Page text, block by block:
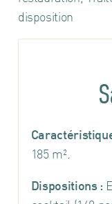
disposition
185 m².
Dispositions :